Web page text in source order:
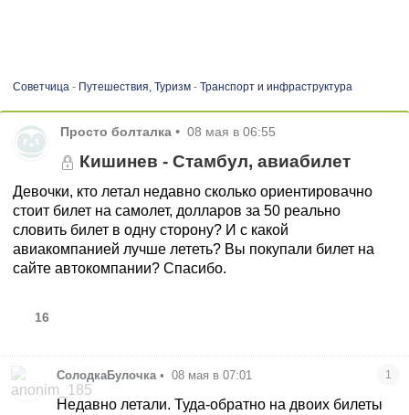
Советчица- Путешествия, Туризм- Транспорт и инфраструктура
Просто болталка • 08 мая в 06:55
Кишинев - Стамбул, авиабилет
Девочки, кто летал недавно сколько ориентировачно
стоит билет на самолет, долларов за 50 реально
словить билет в одну сторону? И с какой
авиакомпанией лучше лететь? Вы покупали билет на
сайте автокомпании? Спасибо.
16
СолодкаБулочка • 08 мая в 07:01 1
Недавно летали. Туда-обратно на двоих билеты